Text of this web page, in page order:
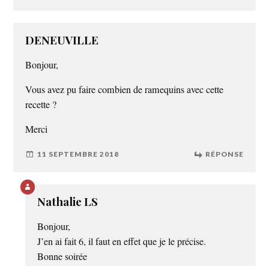
DENEUVILLE
Bonjour,
Vous avez pu faire combien de ramequins avec cette
recette ?
Merci
11 SEPTEMBRE 2018 RÉPONSE
Nathalie LS
Bonjour,
J’en ai fait 6, il faut en effet que je le précise.
Bonne soirée